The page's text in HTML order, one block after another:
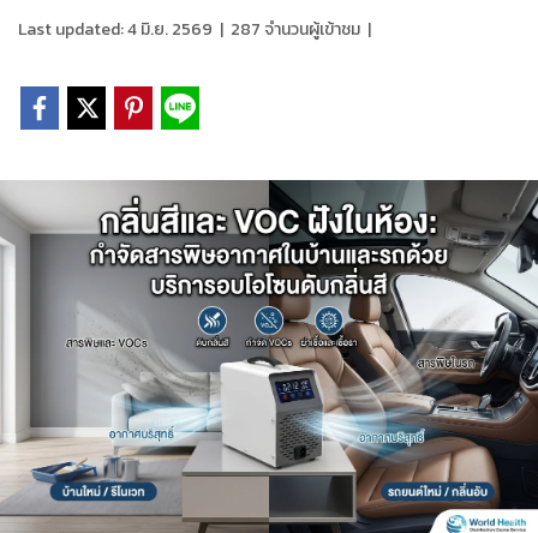
Last updated: 4 มิ.ย. 2569 | 287 จำนวนผู้เข้าชม |